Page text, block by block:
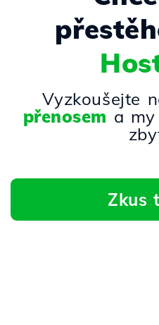
Vyzkoušejte
přenosem a
Zkus